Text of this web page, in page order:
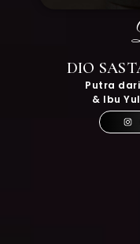
DIO
Putra
& Ibu